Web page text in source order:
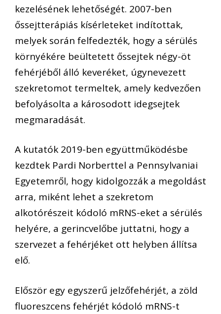
kezelésének lehetőségét. 2007-ben
őssejtterápiás kísérleteket indítottak,
melyek során felfedezték, hogy a sérülés
környékére beültetett őssejtek négy-öt
fehérjéből álló keveréket, úgynevezett
szekretomot termeltek, amely kedvezően
befolyásolta a károsodott idegsejtek
megmaradását.
A kutatók 2019-ben együttműködésbe
kezdtek Pardi Norberttel a Pennsylvaniai
Egyetemről, hogy kidolgozzák a megoldást
arra, miként lehet a szekretom
alkotórészeit kódoló mRNS-eket a sérülés
helyére, a gerincvelőbe juttatni, hogy a
szervezet a fehérjéket ott helyben állítsa
elő.
Először egy egyszerű jelzőfehérjét, a zöld
fluoreszcens fehérjét kódoló mRNS-t